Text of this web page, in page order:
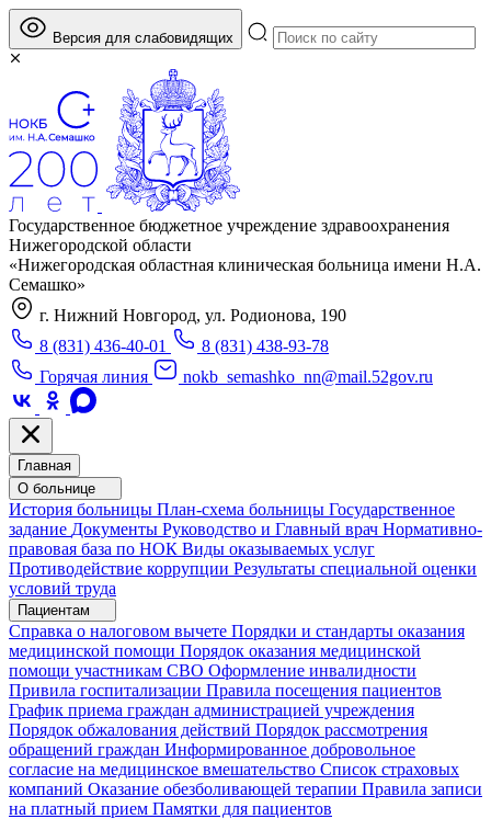
Версия для слабовидящих
Государственное бюджетное учреждение здравоохранения
Нижегородской области
«Нижегородская областная клиническая больница имени Н.А.
Семашко»
г. Нижний Новгород, ул. Родионова, 190
8 (831) 436-40-01
8 (831) 438-93-78
Горячая линия
nokb_semashko_nn@mail.52gov.ru
Главная
О больнице
История больницы План-схема больницы Государственное
задание Документы Руководство и Главный врач Нормативно-
правовая база по НОК Виды оказываемых услуг
Противодействие коррупции Результаты специальной оценки
условий труда
Пациентам
Справка о налоговом вычете Порядки и стандарты оказания
медицинской помощи Порядок оказания медицинской
помощи участникам СВО Оформление инвалидности
Привила госпитализации Правила посещения пациентов
График приема граждан администрацией учреждения
Порядок обжалования действий Порядок рассмотрения
обращений граждан Информированное добровольное
согласие на медицинское вмешательство Список страховых
компаний Оказание обезболивающей терапии Правила записи
на платный прием Памятки для пациентов